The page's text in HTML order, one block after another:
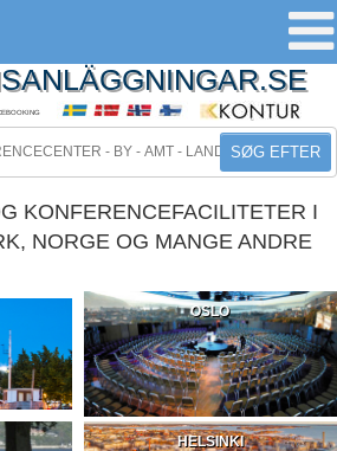
SØG EFTER
KONFERENCEFACILITETER I
NORGE OG MANGE ANDRE
OSLO
HELSINKI